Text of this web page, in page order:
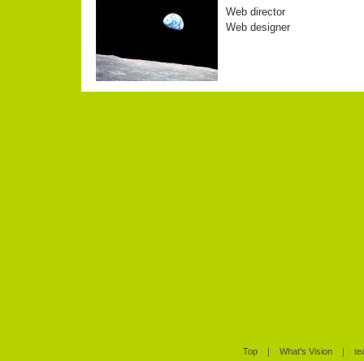
Web director
Web designer
Top ｜ What's Vision ｜